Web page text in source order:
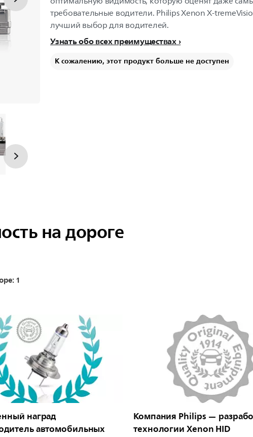
требовательные водители. Philips Xenon X-
лучший выбор для водителей.
Узнать обо всех преимуществах
К сожалению, этот продукт больше не доступен
на дороге
1
наград
автомобильных
Компания Philips —
технологии Xenon HID